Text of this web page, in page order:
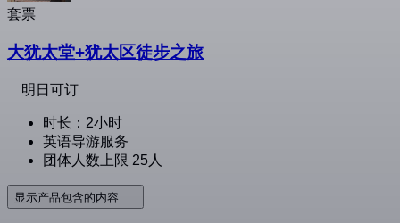
套票
大犹太堂+犹太区徒步之旅
明日可订
时长：2小时
英语导游服务
团体人数上限 25人
显示产品包含的内容